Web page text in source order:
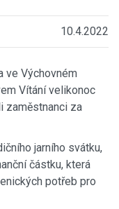
10.4.2022
ve Výchovném
Vítání velikonoc
zaměstnanci za
jarního svátku,
částku, která
potřeb pro